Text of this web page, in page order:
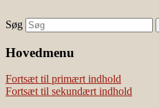
Наши партнеры
лучшие займы
Vivis chili
chili – dyrkning og
Søg
Hovedmenu
Fortsæt til primært indhold
Fortsæt til sekundært indhold